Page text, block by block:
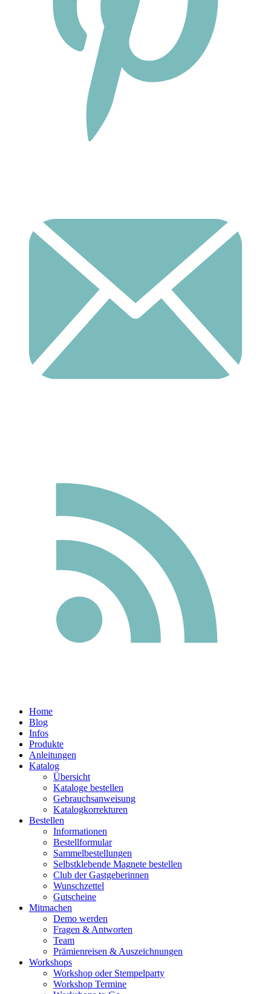
Home
Blog
Infos
Produkte
Anleitungen
Katalog
Übersicht
Kataloge bestellen
Gebrauchsanweisung
Katalogkorrekturen
Bestellen
Informationen
Bestellformular
Sammelbestellungen
Selbstklebende Magnete bestellen
Club der Gastgeberinnen
Wunschzettel
Gutscheine
Mitmachen
Demo werden
Fragen & Antworten
Team
Prämienreisen & Auszeichnungen
Workshops
Workshop oder Stempelparty
Workshop Termine